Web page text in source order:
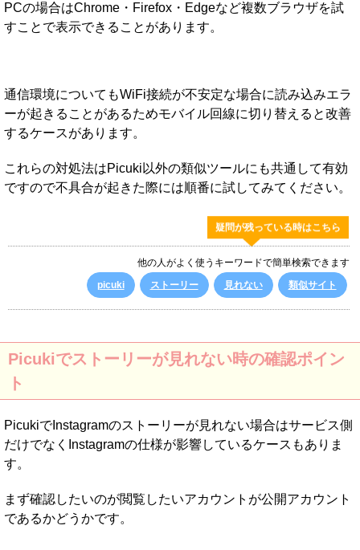
PCの場合はChrome・Firefox・Edgeなど複数ブラウザを試
すことで表示できることがあります。
通信環境についてもWiFi接続が不安定な場合に読み込みエラ
ーが起きることがあるためモバイル回線に切り替えると改善
するケースがあります。
これらの対処法はPicuki以外の類似ツールにも共通して有効
ですので不具合が起きた際には順番に試してみてください。
疑問が残っている時はこちら
他の人がよく使うキーワードで簡単検索できます
picuki
ストーリー 見れない 類似サイト
Picukiでストーリーが見れない時の確認ポイン
ト
PicukiでInstagramのストーリーが見れない場合はサービス側
だけでなくInstagramの仕様が影響しているケースもありま
す。
まず確認したいのが閲覧したいアカウントが公開アカウント
であるかどうかです。